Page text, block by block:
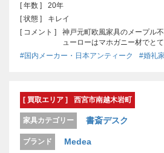
[ 年数 ]
20年
[ 状態 ]
キレイ
[ コメント ]
神戸元町欧風家具のメープル
ューローはマホガニー材でと
#国内メーカー・日本アンティーク
#婚礼
[ 買取エリア ] 西宮市南越木岩町
家具カテゴリー 書斎デスク
ブランド Medea